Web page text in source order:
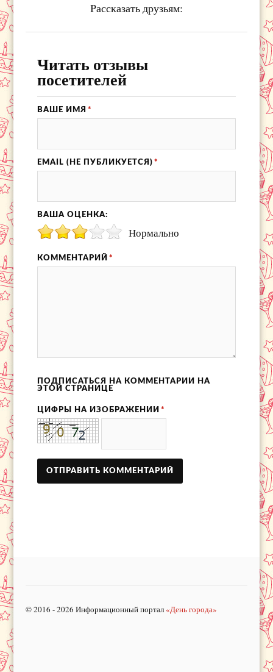
Рассказать друзьям:
Читать отзывы
посетителей
ВАШЕ ИМЯ *
EMAIL (НЕ ПУБЛИКУЕТСЯ) *
ВАША ОЦЕНКА:
Нормально
КОММЕНТАРИЙ *
ПОДПИСАТЬСЯ НА КОММЕНТАРИИ НА
ЭТОЙ СТРАНИЦЕ
ЦИФРЫ НА ИЗОБРАЖЕНИИ *
© 2016 - 2026 Информационный портал «День города»